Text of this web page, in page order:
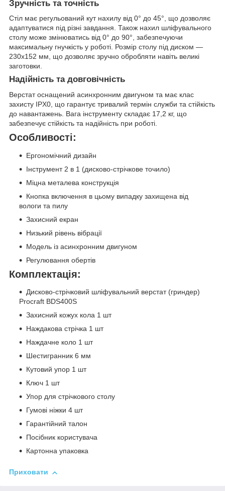
Зручність та точність
Стіл має регульований кут нахилу від 0° до 45°, що дозволяє
адаптуватися під різні завдання. Також нахил шліфувального
столу може змінюватись від 0° до 90°, забезпечуючи
максимальну гнучкість у роботі. Розмір столу під диском —
230х152 мм, що дозволяє зручно обробляти навіть великі
заготовки.
Надійність та довговічність
Верстат оснащений асинхронним двигуном та має клас
захисту IPX0, що гарантує тривалий термін служби та стійкість
до навантажень. Вага інструменту складає 17,2 кг, що
забезпечує стійкість та надійність при роботі.
Особливості:
Ергономічний дизайн
Інструмент 2 в 1 (дисково-стрічкове точило)
Міцна металева конструкція
Кнопка включення в цьому випадку захищена від
вологи та пилу
Захисний екран
Низький рівень вібрації
Модель із асинхронним двигуном
Регулювання обертів
Комплектація:
Дисково-стрічковий шліфувальний верстат (гриндер)
Procraft BDS400S
Захисний кожух кола 1 шт
Наждакова стрічка 1 шт
Наждачне коло 1 шт
Шестигранник 6 мм
Кутовий упор 1 шт
Ключ 1 шт
Упор для стрічкового столу
Гумові ніжки 4 шт
Гарантійний талон
Посібник користувача
Картонна упаковка
Приховати